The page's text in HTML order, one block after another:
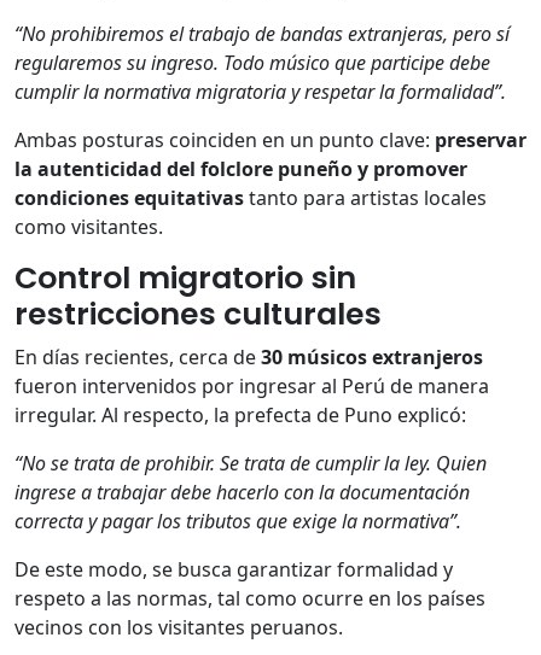
“No prohibiremos el trabajo de bandas extranjeras, pero sí
regularemos su ingreso. Todo músico que participe debe
cumplir la normativa migratoria y respetar la formalidad”.
Ambas posturas coinciden en un punto clave: preservar
la autenticidad del folclore puneño y promover
condiciones equitativastanto para artistas locales
como visitantes.
Control migratorio sin
restricciones culturales
En días recientes, cerca de30 músicos extranjeros
fueron intervenidos por ingresar al Perú de manera
irregular. Al respecto, la prefecta de Puno explicó:
“No se trata de prohibir. Se trata de cumplir la ley. Quien
ingrese a trabajar debe hacerlo con la documentación
correcta y pagar los tributos que exige la normativa”.
De este modo, se busca garantizar formalidad y
respeto a las normas, tal como ocurre en los países
vecinos con los visitantes peruanos.